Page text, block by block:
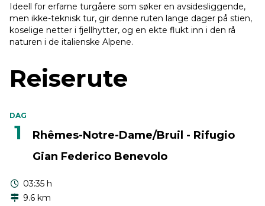
Ideell for erfarne turgåere som søker en avsidesliggende,
men ikke-teknisk tur, gir denne ruten lange dager på stien,
koselige netter i fjellhytter, og en ekte flukt inn i den rå
naturen i de italienske Alpene.
Reiserute
DAG
1
Rhêmes-Notre-Dame/Bruil - Rifugio
Gian Federico Benevolo
03:35 h
9.6 km